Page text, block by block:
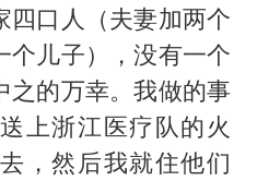
四口人（夫妻加两个
个儿子），没有一个
之的万幸。我做的事
上浙江医疗队的火
，然后我就住他们